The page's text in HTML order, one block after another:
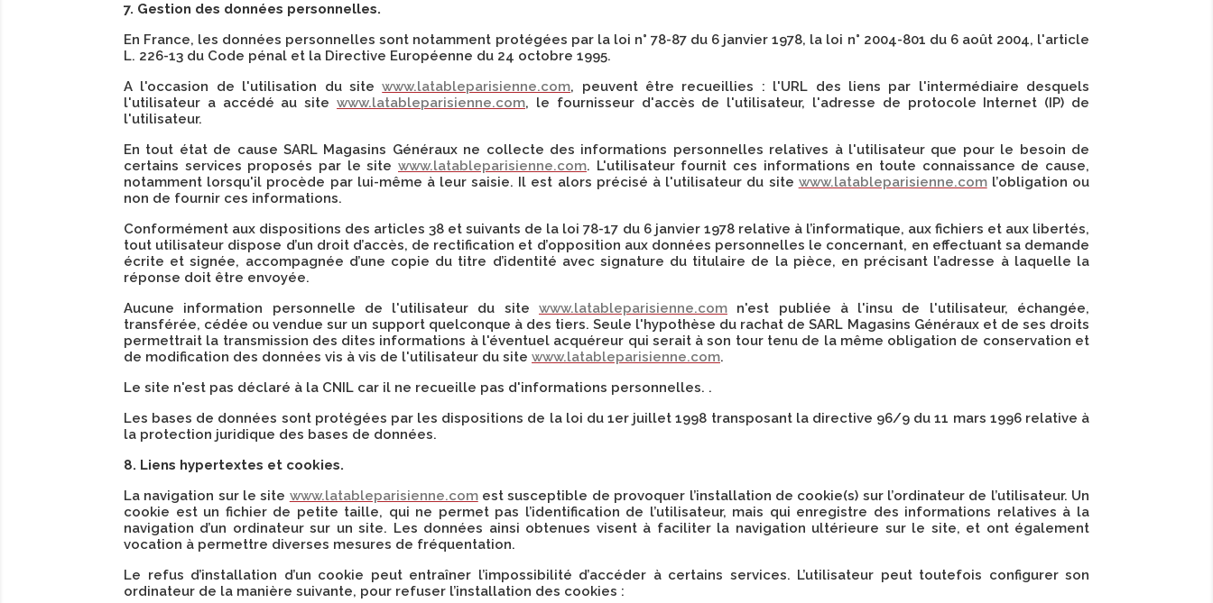
7. Gestion des données personnelles.
En France, les données personnelles sont notamment protégées par la loi n° 78-87 du 6 janvier 1978, la loi n° 2004-801 du 6 août 2004, l'article
L. 226-13 du Code pénal et la Directive Européenne du 24 octobre 1995.
A l'occasion de l'utilisation du sitewww.latableparisienne.com, peuvent être recueillies : l'URL des liens par l'intermédiaire desquels
l'utilisateur a accédé au sitewww.latableparisienne.com, le fournisseur d'accès de l'utilisateur, l'adresse de protocole Internet (IP) de
l'utilisateur.
En tout état de cause SARL Magasins Généraux ne collecte des informations personnelles relatives à l'utilisateur que pour le besoin de
certains services proposés par le site www.latableparisienne.com. L'utilisateur fournit ces informations en toute connaissance de cause,
notamment lorsqu'il procède par lui-même à leur saisie. Il est alors précisé à l'utilisateur du site www.latableparisienne.coml’obligation ou
non de fournir ces informations.
Conformément aux dispositions des articles 38 et suivants de la loi 78-17 du 6 janvier 1978 relative à l’informatique, aux fichiers et aux libertés,
tout utilisateur dispose d’un droit d’accès, de rectification et d’opposition aux données personnelles le concernant, en effectuant sa demande
écrite et signée, accompagnée d’une copie du titre d’identité avec signature du titulaire de la pièce, en précisant l’adresse à laquelle la
réponse doit être envoyée.
Aucune information personnelle de l'utilisateur du site www.latableparisienne.com n'est publiée à l'insu de l'utilisateur, échangée,
transférée, cédée ou vendue sur un support quelconque à des tiers. Seule l'hypothèse du rachat de SARL Magasins Généraux et de ses droits
permettrait la transmission des dites informations à l'éventuel acquéreur qui serait à son tour tenu de la même obligation de conservation et
de modification des données vis à vis de l'utilisateur du site www.latableparisienne.com.
Le site n'est pas déclaré à la CNIL car il ne recueille pas d'informations personnelles. .
Les bases de données sont protégées par les dispositions de la loi du 1er juillet 1998 transposant la directive 96/9 du 11 mars 1996 relative à
la protection juridique des bases de données.
8. Liens hypertextes et cookies.
La navigation sur le site www.latableparisienne.comest susceptible de provoquer l’installation de cookie(s) sur l’ordinateur de l’utilisateur. Un
cookie est un fichier de petite taille, qui ne permet pas l’identification de l’utilisateur, mais qui enregistre des informations relatives à la
navigation d’un ordinateur sur un site. Les données ainsi obtenues visent à faciliter la navigation ultérieure sur le site, et ont également
vocation à permettre diverses mesures de fréquentation.
Le refus d’installation d’un cookie peut entraîner l’impossibilité d’accéder à certains services. L’utilisateur peut toutefois configurer son
ordinateur de la manière suivante, pour refuser l’installation des cookies :